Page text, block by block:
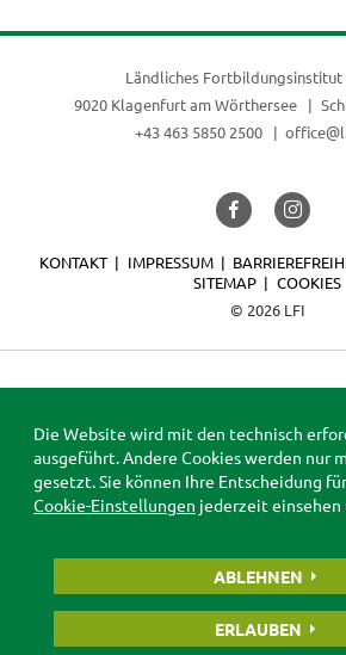
Ländliches Fortbildungsinstitut
9020 Klagenfurt am Wörthersee
+43 463 5850 2500
© 2026 LFI
KONTAKT IMPRESSUM
SITEMAP
COOKIES
Die Website wird mit den technisch
ausgeführt. Andere Cookies werden nur
gesetzt. Sie können Ihre Entscheidung
Cookie-Einstellungen jederzeit
ABLEHNEN
ERLAUBEN